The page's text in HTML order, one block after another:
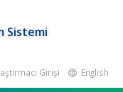
Sistemi
Girişi English